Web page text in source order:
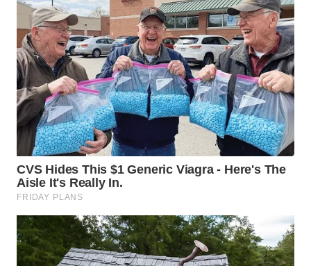
WN
DAIRI
WN
DANAU
TOBA
WN
NIAS
WN
LANGKAT
WN
TAPANULI
SELATAN